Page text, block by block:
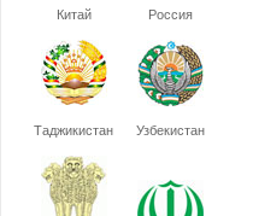
Китай Россия
Таджикистан Узбекистан